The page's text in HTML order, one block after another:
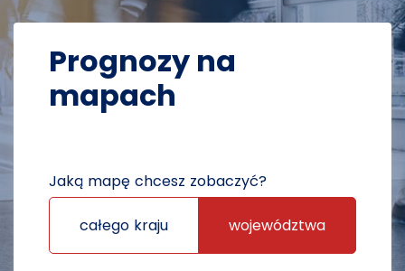
Prognozy na
mapach
Jaką mapę chcesz zobaczyć?
całego kraju województwa